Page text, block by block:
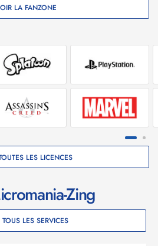
LA FANZONE
LES LICENCES
Zing
LES SERVICES